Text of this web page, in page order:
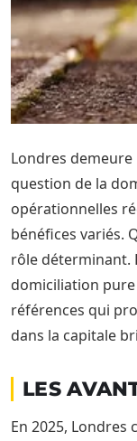
Londres
question de la
opérationnelles
bénéfices variés.
rôle déterminant.
domiciliation
références qui
dans la capitale
LES
En 2025,